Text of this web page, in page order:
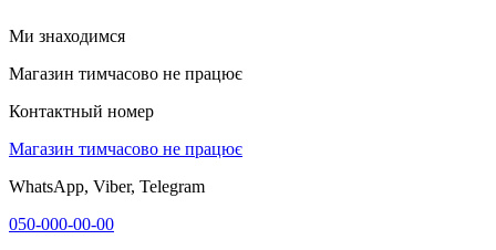
Ми знаходимся
Магазин тимчасово не працює
Контактный номер
Магазин тимчасово не працює
WhatsApp, Viber, Telegram
050-000-00-00